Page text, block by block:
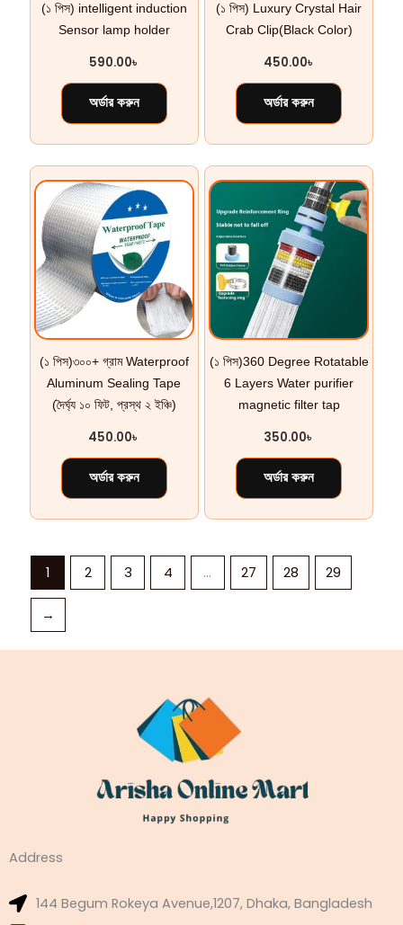
(১ পিস) intelligent induction
Sensor lamp holder
590.00৳
অর্ডার করুন
(১ পিস) Luxury Crystal Hair
Crab Clip(Black Color)
450.00৳
অর্ডার করুন
(১ পিস)৩০০+ গ্রাম Waterproof
Aluminum Sealing Tape
(দৈর্ঘ্য ১০ ফিট, প্রস্থ ২ ইঞ্চি)
450.00৳
অর্ডার করুন
(১ পিস)360 Degree Rotatable
6 Layers Water purifier
magnetic filter tap
350.00৳
অর্ডার করুন
1 2 3 4 … 27 28 29
→
Address
144 Begum Rokeya Avenue,1207, Dhaka, Bangladesh